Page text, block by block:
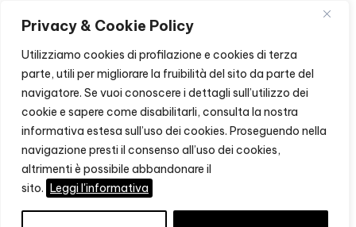
Privacy & Cookie Policy
Utilizziamo cookies di profilazione e cookies di terza
parte, utili per migliorare la fruibilità del sito da parte del
navigatore. Se vuoi conoscere i dettagli sull’utilizzo dei
cookie e sapere come disabilitarli, consulta la nostra
informativa estesa sull’uso dei cookies. Proseguendo nella
navigazione presti il consenso all’uso dei cookies,
altrimenti è possibile abbandonare il
sito. Leggi l'informativa